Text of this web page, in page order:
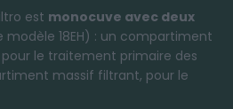
est monocuve avec deux
modèle 18EH) : un compartiment
le traitement primaire des
massif filtrant, pour le